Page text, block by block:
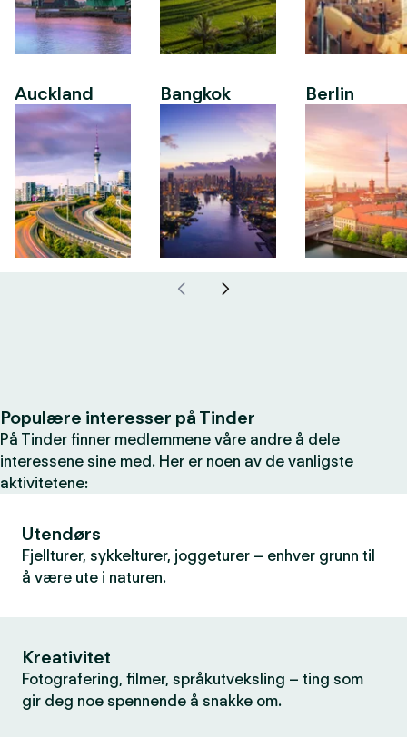
Auckland Bangkok Berlin
Populære interesser på Tinder
På Tinder finner medlemmene våre andre å dele
interessene sine med. Her er noen av de vanligste
aktivitetene:
Utendørs
Fjellturer, sykkelturer, joggeturer – enhver grunn til
å være ute i naturen.
Kreativitet
Fotografering, filmer, språkutveksling – ting som
gir deg noe spennende å snakke om.